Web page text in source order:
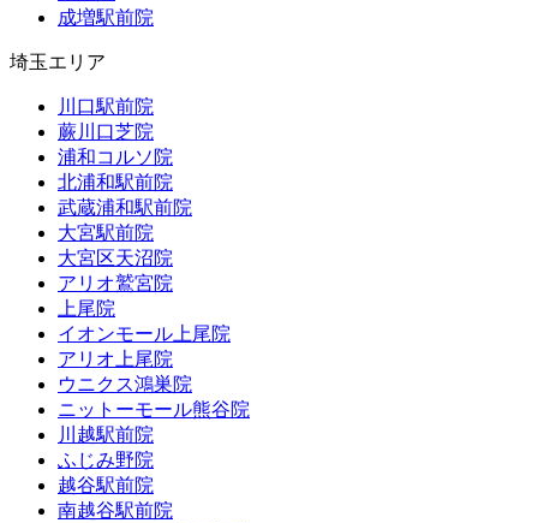
成増駅前院
埼玉エリア
川口駅前院
蕨川口芝院
浦和コルソ院
北浦和駅前院
武蔵浦和駅前院
大宮駅前院
大宮区天沼院
アリオ鷲宮院
上尾院
イオンモール上尾院
アリオ上尾院
ウニクス鴻巣院
ニットーモール熊谷院
川越駅前院
ふじみ野院
越谷駅前院
南越谷駅前院